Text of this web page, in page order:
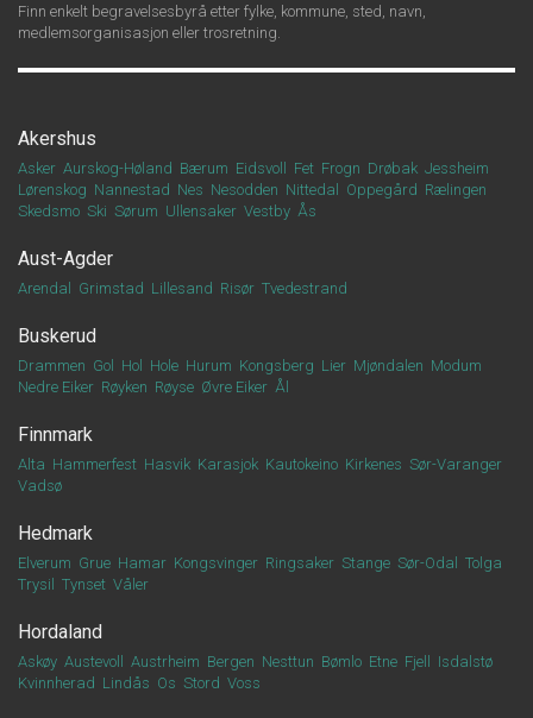
Finn enkelt begravelsesbyrå etter fylke, kommune, sted, navn,
medlemsorganisasjon eller trosretning.
Akershus
Asker Aurskog-Høland Bærum Eidsvoll Fet Frogn Drøbak Jessheim
Lørenskog Nannestad Nes Nesodden Nittedal Oppegård Rælingen
Skedsmo Ski Sørum Ullensaker Vestby Ås
Aust-Agder
Arendal Grimstad Lillesand Risør Tvedestrand
Buskerud
Drammen Gol Hol Hole Hurum Kongsberg Lier Mjøndalen Modum
Nedre Eiker Røyken Røyse Øvre Eiker Ål
Finnmark
Alta Hammerfest Hasvik Karasjok Kautokeino Kirkenes Sør-Varanger
Vadsø
Hedmark
Elverum Grue Hamar Kongsvinger Ringsaker Stange Sør-Odal
Tolga
Trysil
Tynset Våler
Hordaland
Askøy Austevoll Austrheim Bergen Nesttun Bømlo Etne Fjell
Isdalstø
Kvinnherad Lindås Os Stord Voss